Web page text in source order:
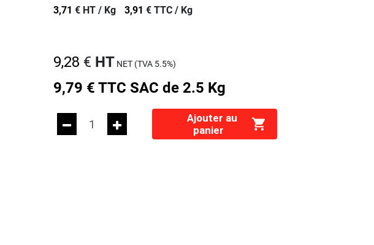
3,71 € HT / Kg 3,91 € TTC / Kg
9,28 € HT NET (TVA 5.5%)
9,79 € TTC SAC de 2.5 Kg
Ajouter au
panier